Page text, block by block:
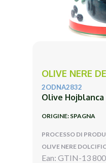
OLIVE NERE
2ODNA2832
Olive Hojblanca
ORIGINE: SPAGNA
PROCESSO DI
OLIVE NERE
Ean: GTIN-13